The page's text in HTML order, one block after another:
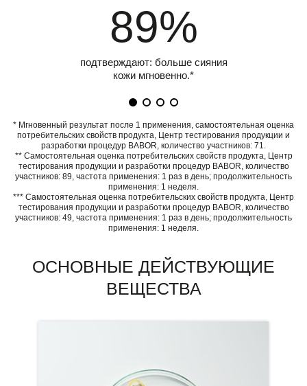
89%
подтверждают: больше сияния
кожи мгновенно.*
* Мгновенный результат после 1 применения, самостоятельная оценка
потребительских свойств продукта, Центр тестирования продукции и
разработки процедур BABOR, количество участников: 71.
** Самостоятельная оценка потребительских свойств продукта, Центр
тестирования продукции и разработки процедур BABOR, количество
участников: 89, частота применения: 1 раз в день; продолжительность
применения: 1 неделя.
*** Самостоятельная оценка потребительских свойств продукта, Центр
тестирования продукции и разработки процедур BABOR, количество
участников: 49, частота применения: 1 раз в день; продолжительность
применения: 1 неделя.
ОСНОВНЫЕ ДЕЙСТВУЮЩИЕ
ВЕЩЕСТВА